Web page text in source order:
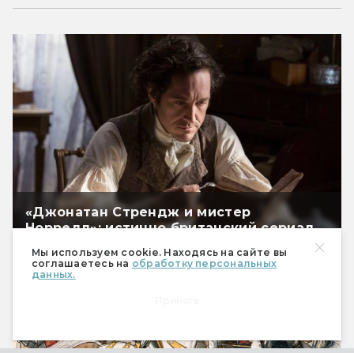
Мы используем cookie. Находясь на сайте вы
соглашаетесь на обработку персональных
данных.
«Джонатан Стрендж и мистер
Норрелл»: истинно британский сериал